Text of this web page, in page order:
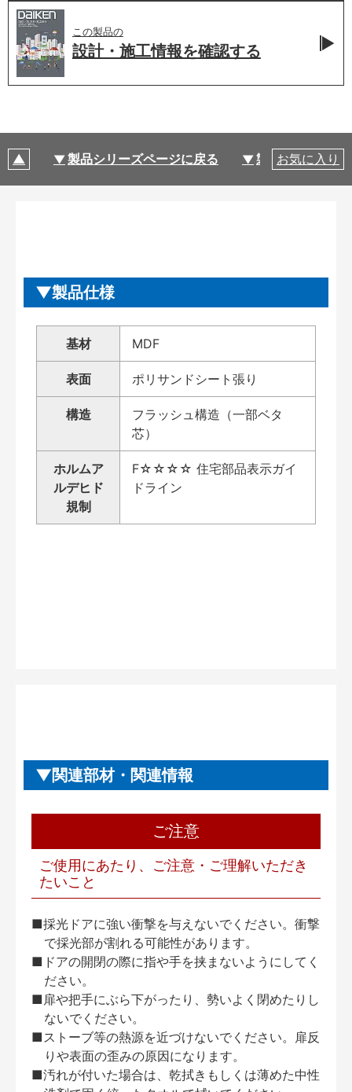
この製品の
設計・施工情報を確認する
製品シリーズページに戻る 製品仕様
お気に入り
製品仕様
基材 MDF
表面 ポリサンドシート張り
構造
フラッシュ構造（一部ベタ
芯）
ホルムア
ルデヒド
規制
F☆☆☆☆ 住宅部品表示ガイ
ドライン
関連部材・関連情報
ご注意
ご使用にあたり、ご注意・ご理解いただき
たいこと
■採光ドアに強い衝撃を与えないでください。衝撃
で採光部が割れる可能性があります。
■ドアの開閉の際に指や手を挟まないようにしてく
ださい。
■扉や把手にぶら下がったり、勢いよく閉めたりし
ないでください。
■ストーブ等の熱源を近づけないでください。扉反
りや表面の歪みの原因になります。
■汚れが付いた場合は、乾拭きもしくは薄めた中性